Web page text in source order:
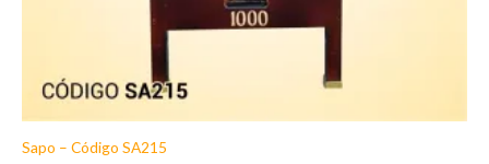
Sapo – Código SA215